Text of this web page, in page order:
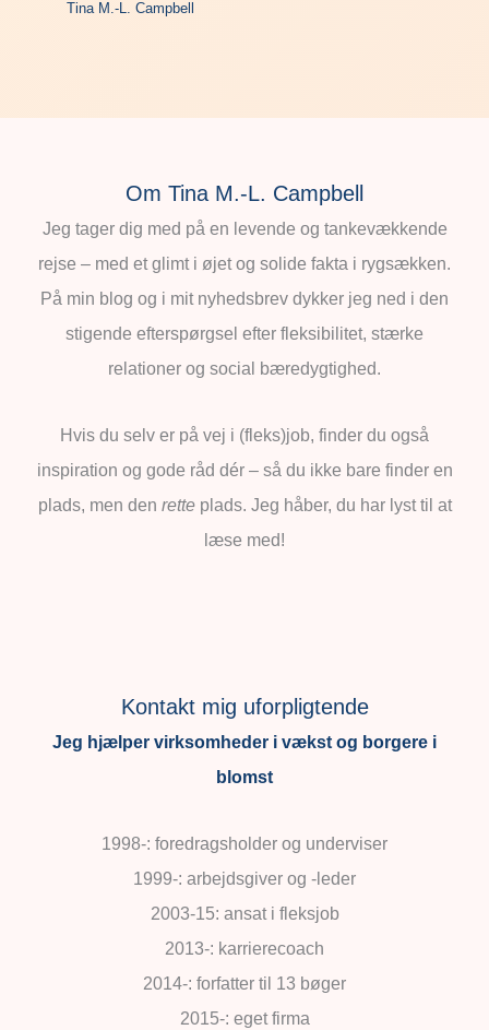
Tina M.-L. Campbell
Om Tina M.-L. Campbell
Jeg tager dig med på en levende og tankevækkende
rejse – med et glimt i øjet og solide fakta i rygsækken.
På min blog og i mit nyhedsbrev dykker jeg ned i den
stigende efterspørgsel efter fleksibilitet, stærke
relationer og social bæredygtighed.
Hvis du selv er på vej i (fleks)job, finder du også
inspiration og gode råd dér – så du ikke bare finder en
plads, men den retteplads. Jeg håber, du har lyst til at
læse med!
Kontakt mig uforpligtende
Jeg hjælper virksomheder i vækst og borgere i
blomst
1998-: foredragsholder og underviser
1999-: arbejdsgiver og -leder
2003-15: ansat i fleksjob
2013-: karrierecoach
2014-: forfatter til 13 bøger
2015-: eget firma